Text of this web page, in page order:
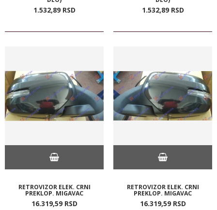
1.532,89 RSD 1.532,89 RSD
RETROVIZOR ELEK. CRNI
PREKLOP. MIGAVAC
16.319,59 RSD
RETROVIZOR ELEK. CRNI
PREKLOP. MIGAVAC
16.319,59 RSD